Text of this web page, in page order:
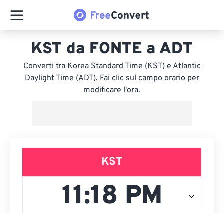
KST da FONTE a ADT
Converti tra Korea Standard Time (KST) e Atlantic
Daylight Time (ADT). Fai clic sul campo orario per
modificare l'ora.
KST